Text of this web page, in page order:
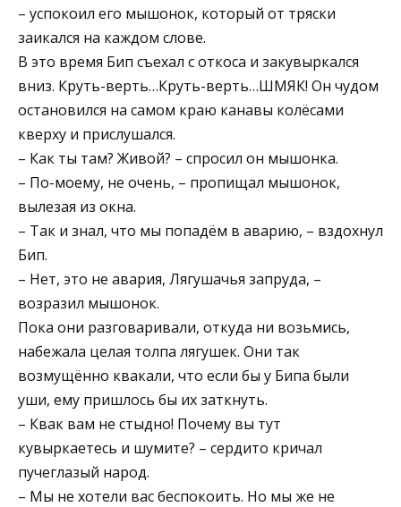
– успокоил его мышонок, который от тряски
заикался на каждом слове.
В это время Бип съехал с откоса и закувыркался
вниз. Круть-верть…Круть-верть…ШМЯК! Он чудом
остановился на самом краю канавы колёсами
кверху и прислушался.
– Как ты там? Живой? – спросил он мышонка.
– По-моему, не очень, – пропищал мышонок,
вылезая из окна.
– Так и знал, что мы попадём в аварию, – вздохнул
Бип.
– Нет, это не авария, Лягушачья запруда, –
возразил мышонок.
Пока они разговаривали, откуда ни возьмись,
набежала целая толпа лягушек. Они так
возмущённо квакали, что если бы у Бипа были
уши, ему пришлось бы их заткнуть.
– Квак вам не стыдно! Почему вы тут
кувыркаетесь и шумите? – сердито кричал
пучеглазый народ.
– Мы не хотели вас беспокоить. Но мы же не